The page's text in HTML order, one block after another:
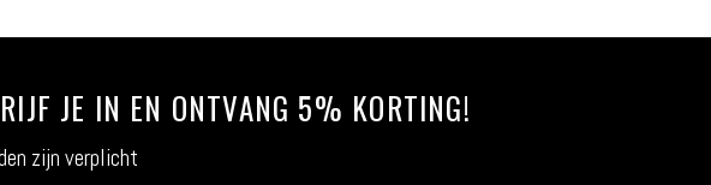
JE IN EN ONTVANG 5% KORTING!
zijn verplicht